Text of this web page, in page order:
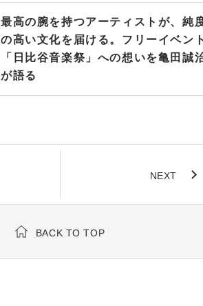
最高の腕を持つアーティストが、純
の高い文化を届ける。フリーイベン
「日比谷音楽祭」への想いを亀田誠
が語る
NEXT
BACK TO TOP